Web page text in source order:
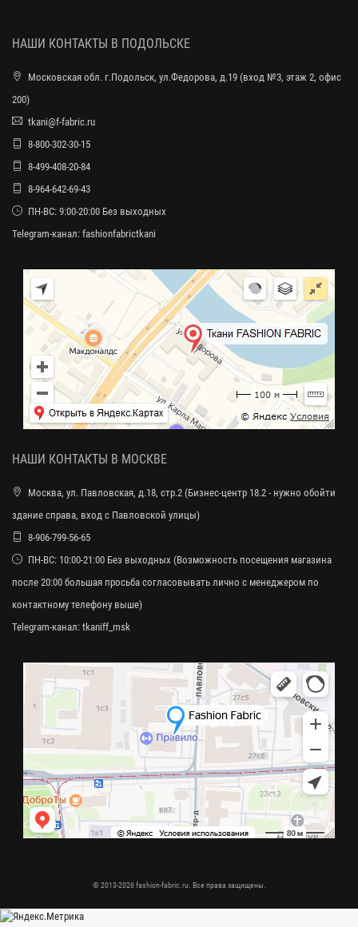
НАШИ КОНТАКТЫ В ПОДОЛЬСКЕ
Московская обл. г.Подольск, ул.Федорова, д.19 (вход №3, этаж 2, офис
200)
tkani@f-fabric.ru
8-800-302-30-15
8-499-408-20-84
8-964-642-69-43
ПН-ВС: 9:00-20:00 Без выходных
Telegram-канал: fashionfabrictkani
НАШИ КОНТАКТЫ В МОСКВЕ
Москва, ул. Павловская, д.18, стр.2 (Бизнес-центр 18.2 - нужно обойти
здание справа, вход с Павловской улицы)
8-906-799-56-65
ПН-ВС: 10:00-21:00 Без выходных (Возможность посещения магазина
после 20:00 большая просьба согласовывать лично с менеджером по
контактному телефону выше)
Telegram-канал: tkaniff_msk
© 2013-2026 fashion-fabric.ru. Все права защищены.